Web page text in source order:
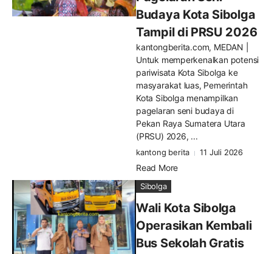
Budaya Kota Sibolga
Tampil di PRSU 2026
kantongberita.com, MEDAN |
Untuk memperkenalkan potensi
pariwisata Kota Sibolga ke
masyarakat luas, Pemerintah
Kota Sibolga menampilkan
pagelaran seni budaya di
Pekan Raya Sumatera Utara
(PRSU) 2026, ...
kantong berita 11 Juli 2026
Read More
Sibolga
Wali Kota Sibolga
Operasikan Kembali
Bus Sekolah Gratis